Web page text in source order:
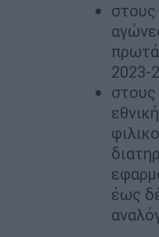
στους
2023-
έως